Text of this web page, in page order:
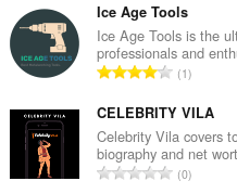
の
総
数
：
Ice Age Tools
Ice Age Tools is the
professionals and
評
の
総
数
：
1
CELEBRITY VILA
Celebrity Vila covers
biography and net
評
0